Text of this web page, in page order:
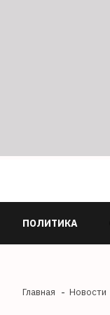
ПОЛИТИКА
Главная Новости